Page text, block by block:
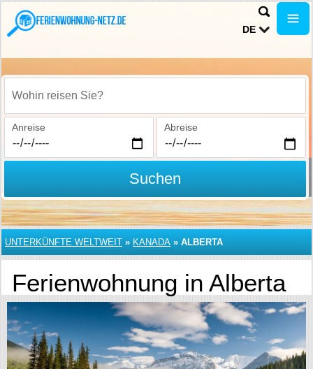
DE
Wohin reisen Sie?
Anreise Abreise
Suchen
UNTERKÜNFTE WELTWEIT » KANADA » ALBERTA
Ferienwohnung in Alberta